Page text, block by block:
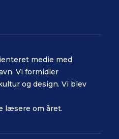
medie med
Vi formidler
og design. Vi blev
læsere om året.